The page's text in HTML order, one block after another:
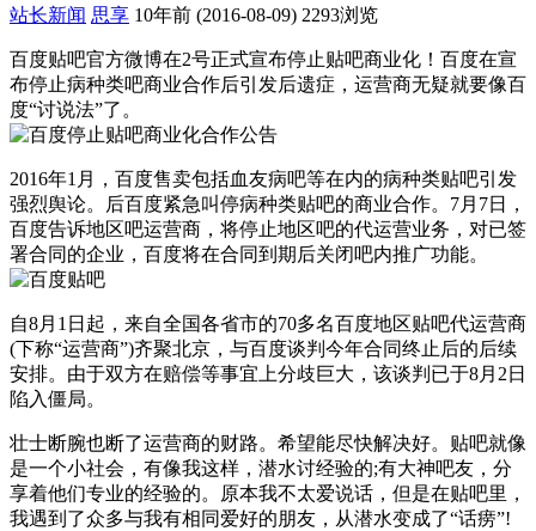
站长新闻 思享 10年前 (2016-08-09) 2293浏览
百度贴吧官方微博在2号正式宣布停止贴吧商业化！百度在宣
布停止病种类吧商业合作后引发后遗症，运营商无疑就要像百
度“讨说法”了。
2016年1月，百度售卖包括血友病吧等在内的病种类贴吧引发
强烈舆论。后百度紧急叫停病种类贴吧的商业合作。7月7日，
百度告诉地区吧运营商，将停止地区吧的代运营业务，对已签
署合同的企业，百度将在合同到期后关闭吧内推广功能。
自8月1日起，来自全国各省市的70多名百度地区贴吧代运营商
(下称“运营商”)齐聚北京，与百度谈判今年合同终止后的后续
安排。由于双方在赔偿等事宜上分歧巨大，该谈判已于8月2日
陷入僵局。
壮士断腕也断了运营商的财路。希望能尽快解决好。贴吧就像
是一个小社会，有像我这样，潜水讨经验的;有大神吧友，分
享着他们专业的经验的。原本我不太爱说话，但是在贴吧里，
我遇到了众多与我有相同爱好的朋友，从潜水变成了“话痨”!